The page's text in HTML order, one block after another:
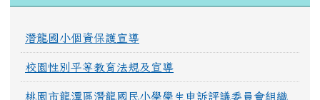
潛龍國小個資保護宣導
校園性別平等教育法規及宣導
桃園市龍潭區潛龍國民小學學生申訴評議委員會組織